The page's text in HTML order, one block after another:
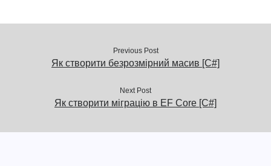
Previous Post
Як створити безрозмірний масив [C#]
Next Post
Як створити міграцію в EF Core [C#]